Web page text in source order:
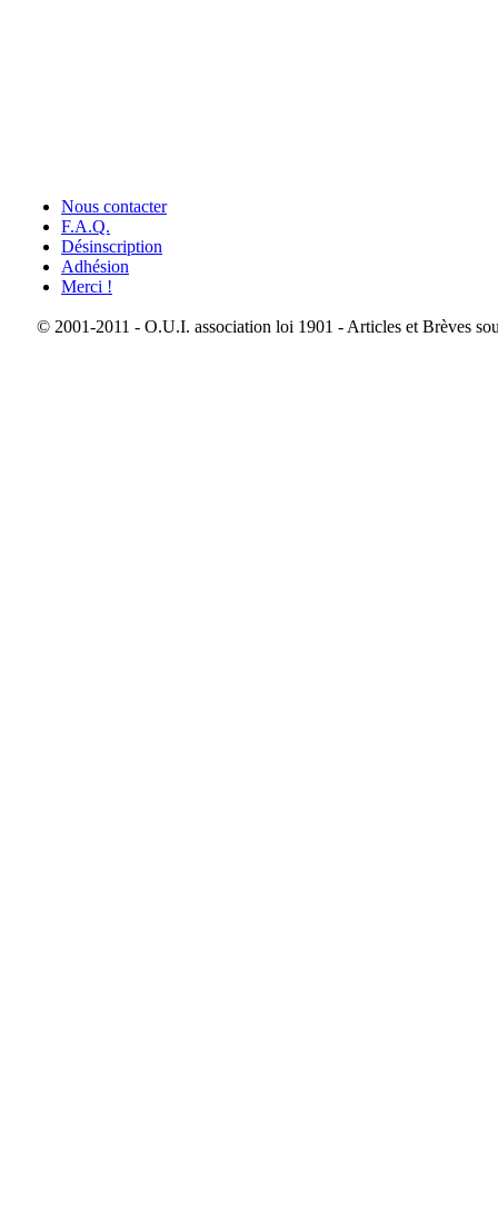
Nous contacter
F.A.Q.
Désinscription
Adhésion
Merci !
© 2001-2011 - O.U.I. association loi 1901 - Articles et Brèves